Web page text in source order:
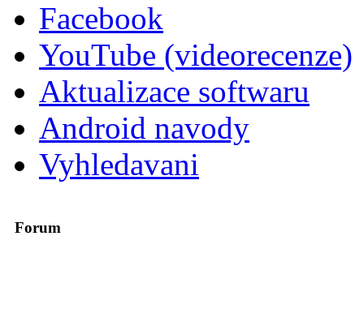
Facebook
YouTube (videorecenze)
Aktualizace softwaru
Android navody
Vyhledavani
Forum